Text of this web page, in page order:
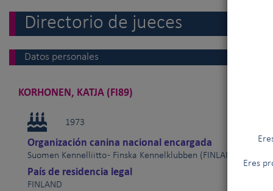
Eres
Directorio de jueces
Datos personales
KORHONEN, KATJA (FI89)
1973
Organización canina nacional encargada
Suomen Kennelliitto - Finska Kennelklubben (FINLANDIA)
País de residencia legal
FINLAND